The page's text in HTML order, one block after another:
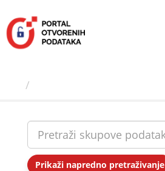
sadržaj
Prikaži napredno pretraživanje